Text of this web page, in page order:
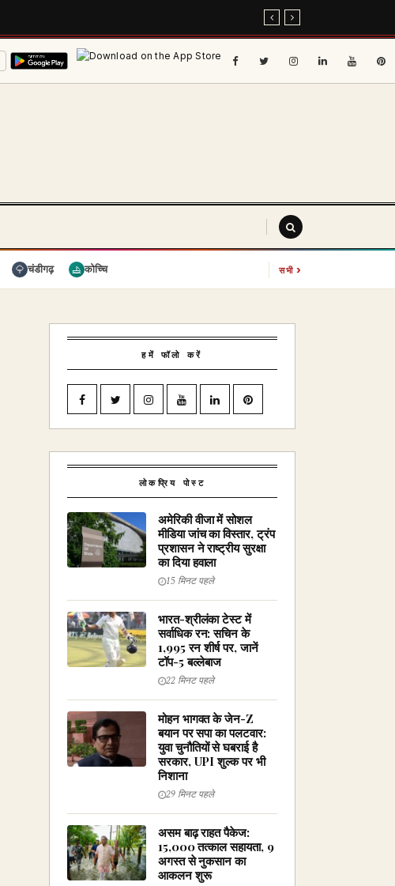
चंडीगढ़ कोच्चि सभी›
हमें फॉलो करें
लोकप्रिय पोस्ट
अमेरिकी वीजा में सोशल
मीडिया जांच का विस्तार, ट्रंप
प्रशासन ने राष्ट्रीय सुरक्षा
का दिया हवाला
15 मिनट पहले
भारत-श्रीलंका टेस्ट में
सर्वाधिक रन: सचिन के
1,995 रन शीर्ष पर, जानें
टॉप-5 बल्लेबाज
22 मिनट पहले
मोहन भागवत के जेन-Z
बयान पर सपा का पलटवार:
युवा चुनौतियों से घबराई है
सरकार, UPI शुल्क पर भी
निशाना
29 मिनट पहले
असम बाढ़ राहत पैकेज:
₹15,000 तत्काल सहायता, 9
अगस्त से नुकसान का
आकलन शुरू